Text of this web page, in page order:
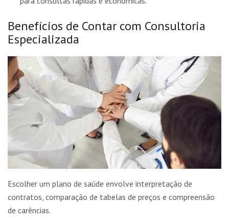
Benefícios de Contar com Consultoria
Especializada
Escolher um plano de saúde envolve interpretação de
contratos, comparação de tabelas de preços e compreensão
de carências.